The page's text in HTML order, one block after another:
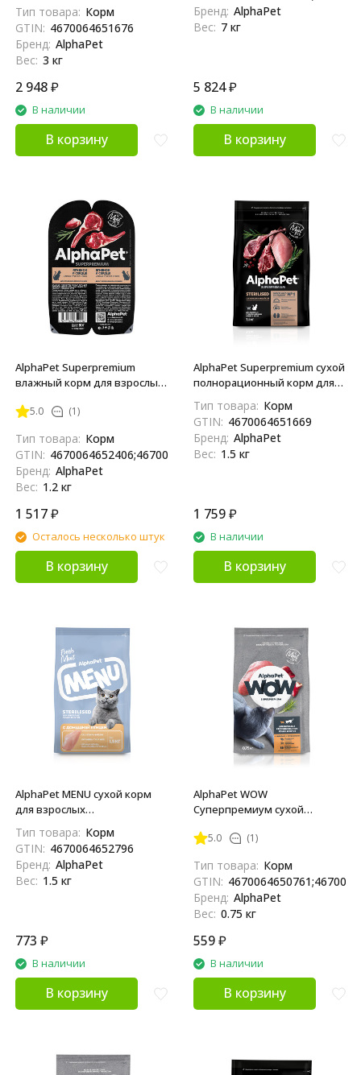
Тип товара: Корм
GTIN: 4670064651676
Бренд: AlphaPet
Вес: 3 кг
2 948₽
В наличии
В корзину
Бренд: AlphaPet
Вес: 7 кг
5 824₽
В наличии
В корзину
AlphaPet Superpremium
влажный корм для взрослых
ягненком и сердцем в желе,
5.0 (1)
Тип товара: Корм
GTIN: 4670064652406;4670064655643
Бренд: AlphaPet
Вес: 1.2 кг
1 517₽
Осталось несколько штук
В корзину
AlphaPet Superpremium сухой
полнорационный корм для
кошек и котов с ягненком и
индейкой - 1,5 кг
Тип товара: Корм
GTIN: 4670064651669
Бренд: AlphaPet
Вес: 1.5 кг
1 759₽
В наличии
В корзину
AlphaPet MENU сухой корм
для взрослых
домашней птицей - 1,5 кг
Тип товара: Корм
GTIN: 4670064652796
Бренд: AlphaPet
Вес: 1.5 кг
773 ₽
В наличии
В корзину
AlphaPet WOW
Суперпремиум сухой
взрослых стерилизованных
потрошками - 750 г
5.0 (1)
Тип товара: Корм
GTIN:
Бренд: AlphaPet
Вес: 0.75 кг
559₽
В наличии
В корзину